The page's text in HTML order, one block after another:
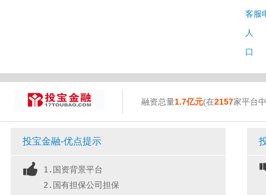
客服
人
口
融资总量1.7亿元(在2157家平台
投宝金融-优点提示
1.国资背景平台
2.国有担保公司担保